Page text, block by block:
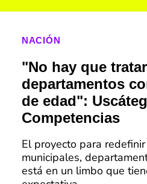
NACIÓN
"No hay que
departamentos
de edad":
Competencias
El proyecto para
municipales,
está en un limbo que